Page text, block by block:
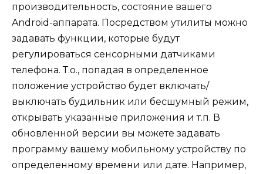
производительность, состояние вашего
Android-аппарата. Посредством утилиты можно
задавать функции, которые будут
регулироваться сенсорными датчиками
телефона. Т.о., попадая в определенное
положение устройство будет включать/
выключать будильник или бесшумный режим,
открывать указанные приложения и т.п. В
обновленной версии вы можете задавать
программу вашему мобильному устройству по
определенному времени или дате. Например,